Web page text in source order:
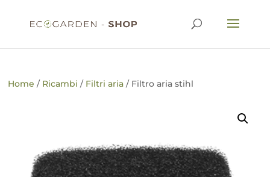
Home / Ricambi / Filtri aria / Filtro aria stihl